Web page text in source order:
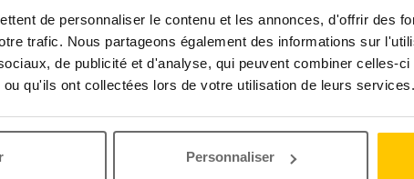
de personnaliser le contenu et les annonces, d'offrir des
trafic. Nous partageons également des informations sur
de publicité et d'analyse, qui peuvent combiner celles-
qu'ils ont collectées lors de votre utilisation de leurs services.
Personnaliser